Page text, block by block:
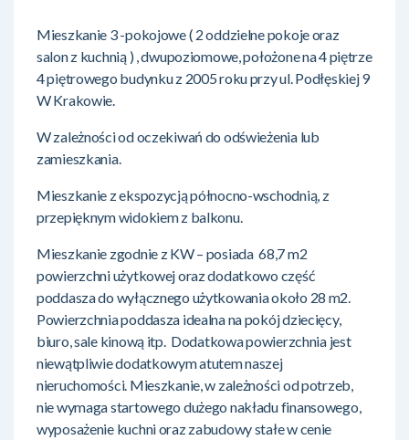
Mieszkanie 3 -pokojowe ( 2 oddzielne pokoje oraz
salon z kuchnią ) , dwupoziomowe, położone na 4 piętrze
4 piętrowego budynku z 2005 roku przy ul. Podłęskiej 9
W Krakowie.
W zależności od oczekiwań do odświeżenia lub
zamieszkania.
Mieszkanie z ekspozycją północno-wschodnią, z
przepięknym widokiem z balkonu.
Mieszkanie zgodnie z KW – posiada 68,7 m2
powierzchni użytkowej oraz dodatkowo część
poddasza do wyłącznego użytkowania około 28 m2.
Powierzchnia poddasza idealna na pokój dziecięcy,
biuro, sale kinową itp. Dodatkowa powierzchnia jest
niewątpliwie dodatkowym atutem naszej
nieruchomości. Mieszkanie, w zależności od potrzeb,
nie wymaga startowego dużego nakładu finansowego,
wyposażenie kuchni oraz zabudowy stałe w cenie